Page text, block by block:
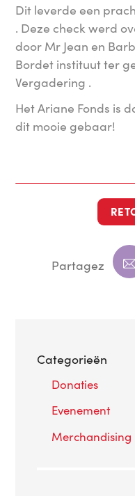
​Dit leverde een
. Deze check werd
door Mr Jean en
Bordet instituut ter
Vergadering .
​Het Ariane Fonds is
dit mooie gebaar!
Partagez
Categorieën
Donaties
Evenement
Merchandising